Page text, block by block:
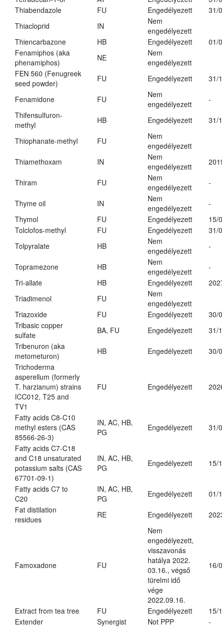
Thiabendazole
FU Engedélyezett
31/
Thiacloprid
IN
Nem
engedélyezett
Thiencarbazone
HB Engedélyezett
01/
Fenamiphos (aka
phenamiphos)
NE
Nem
engedélyezett
FEN 560 (Fenugreek
seed powder)
FU Engedélyezett 31/
Fenamidone FU
Nem
engedélyezett
-
Thifensulfuron-
methyl
HB Engedélyezett 31/
Thiophanate-methyl FU
Nem
engedélyezett
Thiamethoxam
IN
Nem
engedélyezett
Thiram FU
Nem
engedélyezett
-
Thyme oil IN
Nem
engedélyezett
-
Thymol
FU Engedélyezett
15/
Tolclofos-methyl
FU Engedélyezett
31/
Tolpyralate
HB
Nem
engedélyezett
-
Topramezone HB
Nem
engedélyezett
-
Tri-allate
HB Engedélyezett
Triadimenol
FU
Nem
engedélyezett
Triazoxide
FU Engedélyezett
30/
Tribasic copper
sulfate
BA, FU Engedélyezett
31/
Tribenuron (aka
metometuron)
HB Engedélyezett
30/
Trichoderma
asperellum (formerly
T. harzianum) strains
ICC012, T25 and
TV1
FU Engedélyezett
Fatty acids C8-C10
methyl esters (CAS
85566-26-3)
IN, AC, HB,
PG
Engedélyezett 31/
Fatty acids C7-C18
and C18 unsaturated
potassium salts (CAS
67701-09-1)
IN, AC, HB,
PG
Engedélyezett 15/
Fatty acids C7 to
C20
IN, AC, HB,
PG
Engedélyezett
01/
Fat distilation
residues
RE Engedélyezett
Famoxadone FU
Nem
engedélyezett,
visszavonás
hatálya 2022.
03.16., végső
türelmi idő
vége
2022.09.16.
16/
Extract from tea tree FU Engedélyezett
15/
Extender
Synergist Not PPP
-